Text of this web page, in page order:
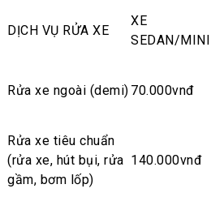
DỊCH VỤ RỬA XE
XE
SEDAN/MINI
Rửa xe ngoài (demi) 70.000vnđ
Rửa xe tiêu chuẩn
(rửa xe, hút bụi, rửa
gầm, bơm lốp)
140.000vnđ